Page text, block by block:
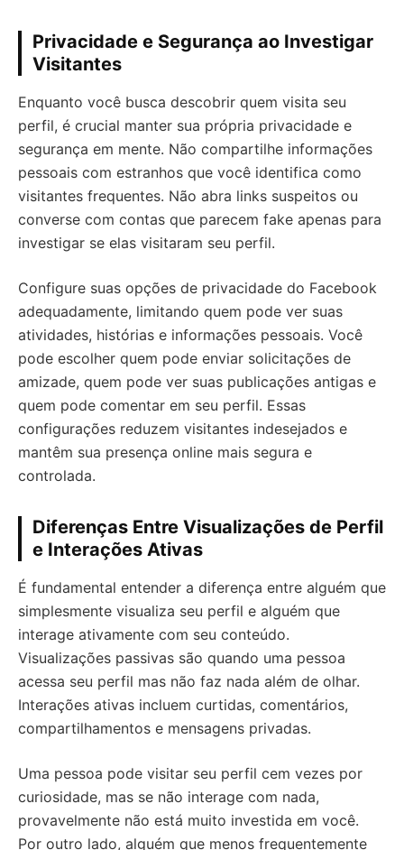
Privacidade e Segurança ao Investigar
Visitantes
Enquanto você busca descobrir quem visita seu
perfil, é crucial manter sua própria privacidade e
segurança em mente. Não compartilhe informações
pessoais com estranhos que você identifica como
visitantes frequentes. Não abra links suspeitos ou
converse com contas que parecem fake apenas para
investigar se elas visitaram seu perfil.
Configure suas opções de privacidade do Facebook
adequadamente, limitando quem pode ver suas
atividades, histórias e informações pessoais. Você
pode escolher quem pode enviar solicitações de
amizade, quem pode ver suas publicações antigas e
quem pode comentar em seu perfil. Essas
configurações reduzem visitantes indesejados e
mantêm sua presença online mais segura e
controlada.
Diferenças Entre Visualizações de Perfil
e Interações Ativas
É fundamental entender a diferença entre alguém que
simplesmente visualiza seu perfil e alguém que
interage ativamente com seu conteúdo.
Visualizações passivas são quando uma pessoa
acessa seu perfil mas não faz nada além de olhar.
Interações ativas incluem curtidas, comentários,
compartilhamentos e mensagens privadas.
Uma pessoa pode visitar seu perfil cem vezes por
curiosidade, mas se não interage com nada,
provavelmente não está muito investida em você.
Por outro lado, alguém que menos frequentemente